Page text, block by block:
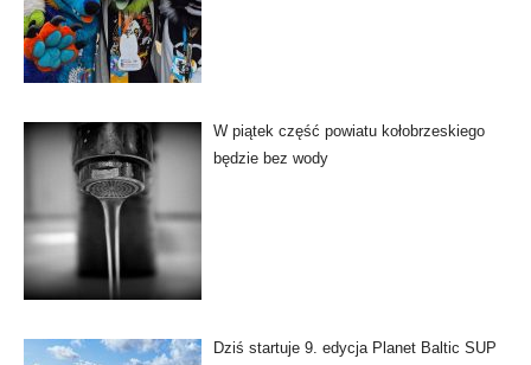
W piątek część powiatu kołobrzeskiego
będzie bez wody
Dziś startuje 9. edycja Planet Baltic SUP